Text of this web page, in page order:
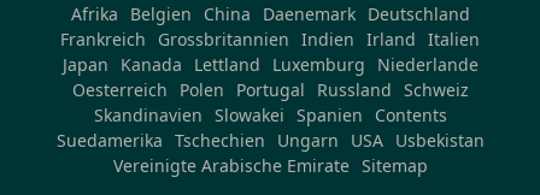
Afrika Belgien China Daenemark
Deutschland
Frankreich
Grossbritannien Indien Irland Italien
Japan
Kanada Lettland Luxemburg
Niederlande
Oesterreich
Polen Portugal Russland Schweiz
Skandinavien Slowakei Spanien
Contents
Suedamerika Tschechien Ungarn USA
Usbekistan
Vereinigte Arabische Emirate Sitemap